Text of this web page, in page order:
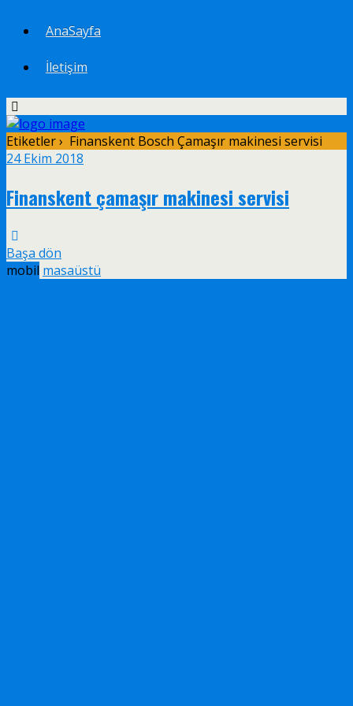
AnaSayfa
İletişim
Etiketler › Finanskent Bosch Çamaşır makinesi servisi
24 Ekim 2018
Finanskent çamaşır makinesi servisi
Başa dön
mobil masaüstü